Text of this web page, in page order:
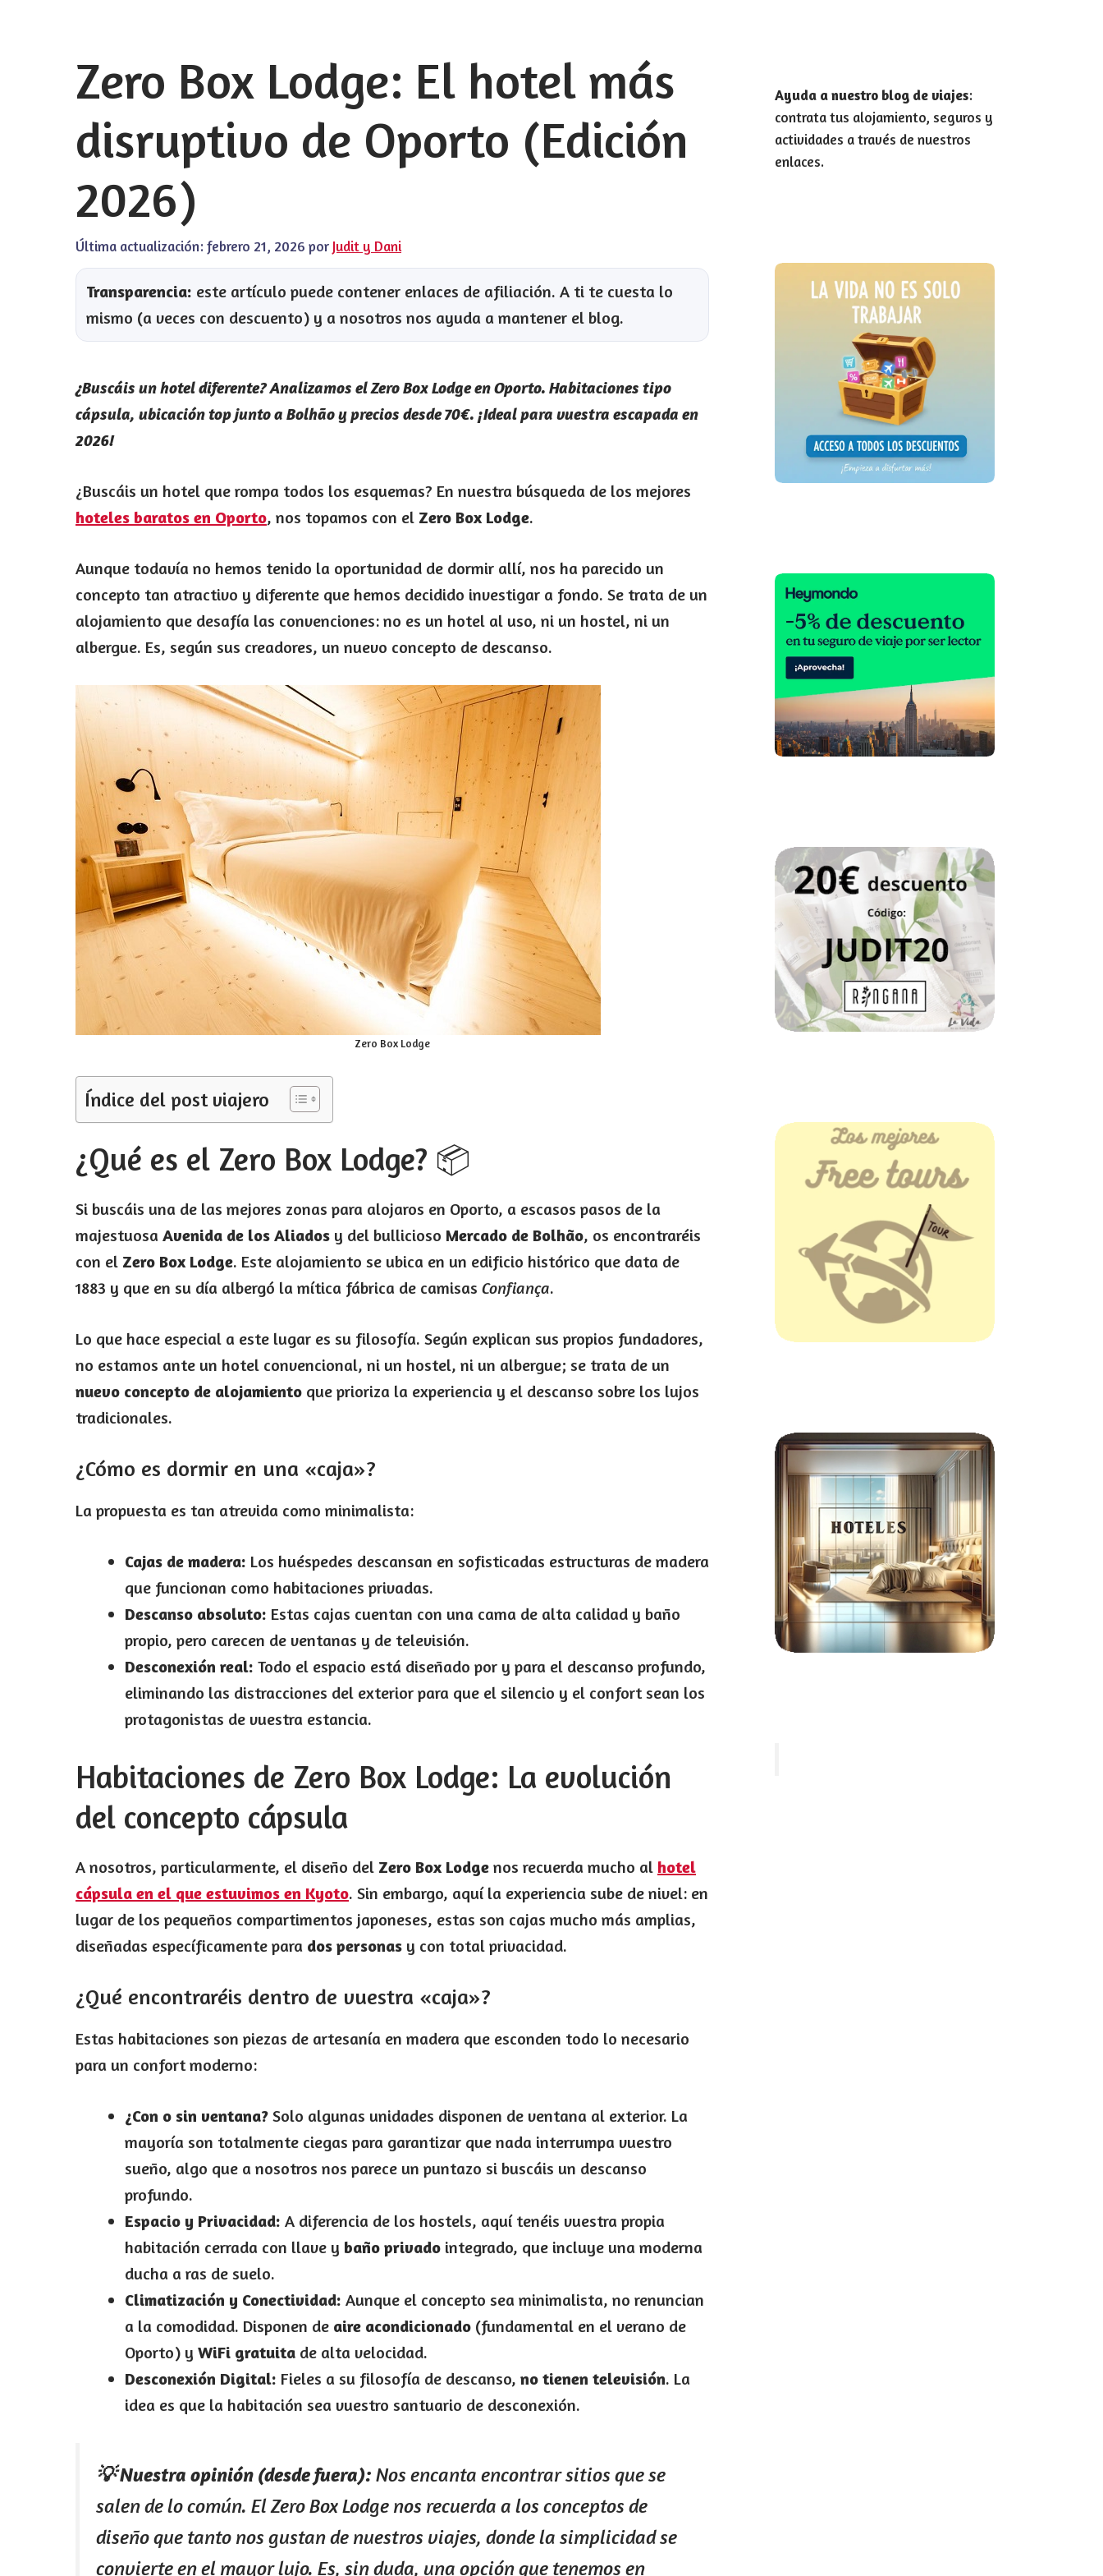
Zero Box Lodge: El hotel más
disruptivo de Oporto (Edición
2026)
Última actualización: febrero 21, 2026 por Judit y Dani
Transparencia: este artículo puede contener enlaces de afiliación. A ti te cuesta lo
mismo (a veces con descuento) y a nosotros nos ayuda a mantener el blog.
¿Buscáis un hotel diferente? Analizamos el Zero Box Lodge en Oporto. Habitaciones tipo
cápsula, ubicación top junto a Bolhão y precios desde 70€. ¡Ideal para vuestra escapada en
2026!
¿Buscáis un hotel que rompa todos los esquemas? En nuestra búsqueda de los mejores
hoteles baratos en Oporto, nos topamos con el Zero Box Lodge.
Aunque todavía no hemos tenido la oportunidad de dormir allí, nos ha parecido un
concepto tan atractivo y diferente que hemos decidido investigar a fondo. Se trata de un
alojamiento que desafía las convenciones: no es un hotel al uso, ni un hostel, ni un
albergue. Es, según sus creadores, un nuevo concepto de descanso.
Zero Box Lodge
Índice del post viajero
¿Qué es el Zero Box Lodge? 📦
Si buscáis una de las mejores zonas para alojaros en Oporto, a escasos pasos de la
majestuosa Avenida de los Aliados y del bullicioso Mercado de Bolhão, os encontraréis
con el Zero Box Lodge. Este alojamiento se ubica en un edificio histórico que data de
1883 y que en su día albergó la mítica fábrica de camisas Confiança.
Lo que hace especial a este lugar es su filosofía. Según explican sus propios fundadores,
no estamos ante un hotel convencional, ni un hostel, ni un albergue; se trata de un
nuevo concepto de alojamiento que prioriza la experiencia y el descanso sobre los lujos
tradicionales.
¿Cómo es dormir en una «caja»?
La propuesta es tan atrevida como minimalista:
Cajas de madera: Los huéspedes descansan en sofisticadas estructuras de madera
que funcionan como habitaciones privadas.
Descanso absoluto: Estas cajas cuentan con una cama de alta calidad y baño
propio, pero carecen de ventanas y de televisión.
Desconexión real: Todo el espacio está diseñado por y para el descanso profundo,
eliminando las distracciones del exterior para que el silencio y el confort sean los
protagonistas de vuestra estancia.
Habitaciones de Zero Box Lodge: La evolución
del concepto cápsula
A nosotros, particularmente, el diseño del Zero Box Lodge nos recuerda mucho al hotel
cápsula en el que estuvimos en Kyoto. Sin embargo, aquí la experiencia sube de nivel: en
lugar de los pequeños compartimentos japoneses, estas son cajas mucho más amplias,
diseñadas específicamente para dos personas y con total privacidad.
¿Qué encontraréis dentro de vuestra «caja»?
Estas habitaciones son piezas de artesanía en madera que esconden todo lo necesario
para un confort moderno:
¿Con o sin ventana? Solo algunas unidades disponen de ventana al exterior. La
mayoría son totalmente ciegas para garantizar que nada interrumpa vuestro
sueño, algo que a nosotros nos parece un puntazo si buscáis un descanso
profundo.
Espacio y Privacidad: A diferencia de los hostels, aquí tenéis vuestra propia
habitación cerrada con llave y baño privado integrado, que incluye una moderna
ducha a ras de suelo.
Climatización y Conectividad: Aunque el concepto sea minimalista, no renuncian
a la comodidad. Disponen de aire acondicionado (fundamental en el verano de
Oporto) y WiFi gratuita de alta velocidad.
Desconexión Digital: Fieles a su filosofía de descanso, no tienen televisión. La
idea es que la habitación sea vuestro santuario de desconexión.
💡 Nuestra opinión (desde fuera): Nos encanta encontrar sitios que se
salen de lo común. El Zero Box Lodge nos recuerda a los conceptos de
diseño que tanto nos gustan de nuestros viajes, donde la simplicidad se
convierte en el mayor lujo. Es, sin duda, una opción que tenemos en
Ayuda a nuestro blog de viajes:
contrata tus alojamiento, seguros y
actividades a través de nuestros
enlaces.